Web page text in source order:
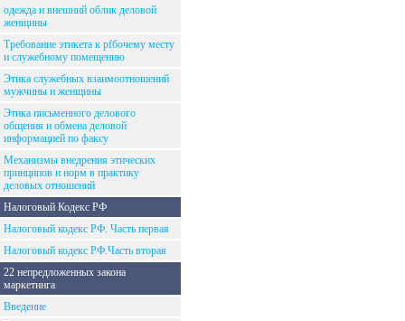
одежда и внешний облик деловой
женщины
Требование этикета к рfбочему месту
и служебному помещению
Этика служебных взаимоотношений
мужчины и женщины
Этика письменного делового
общения и обмена деловой
информацией по факсу
Механизмы внедрения этических
принципов и норм в практику
деловых отношений
Налоговый Кодекс РФ
Налоговый кодекс РФ. Часть первая
Налоговый кодекс РФ.Часть вторая
22 непредложенных закона
маркетинга
Введение